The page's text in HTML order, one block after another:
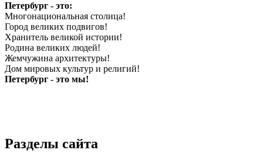
Петербург - это:
Многонациональная столица!
Город великих подвигов!
Хранитель великой истории!
Родина великих людей!
Жемчужина архитектуры!
Дом мировых культур и религий!
Петербург - это мы!
Разделы сайта